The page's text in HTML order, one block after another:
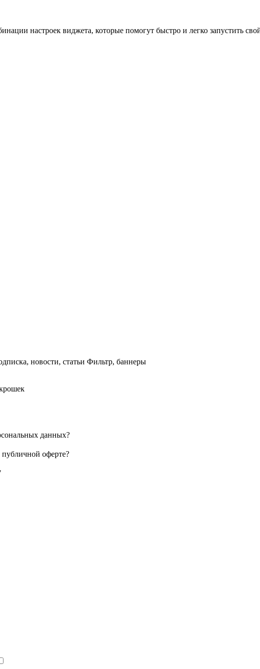
настроек виджета, которые помогут быстро и легко запустить
новости, статьи Фильтр, баннеры
данных?
оферте?